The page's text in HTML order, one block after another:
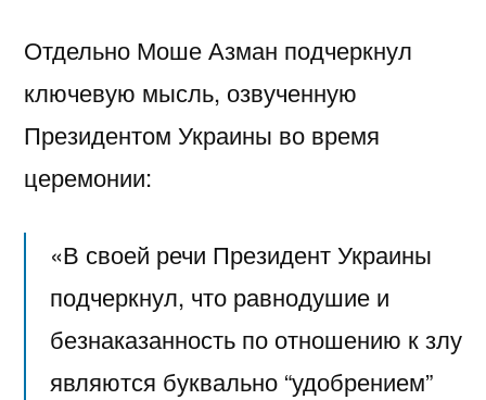
Отдельно Моше Азман подчеркнул
ключевую мысль, озвученную
Президентом Украины во время
церемонии:
«В своей речи Президент Украины
подчеркнул, что равнодушие и
безнаказанность по отношению к злу
являются буквально “удобрением”